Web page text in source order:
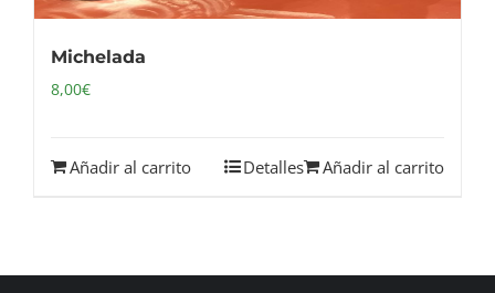
Michelada
8,00€
Añadir al carrito Añadir al carrito
Detalles